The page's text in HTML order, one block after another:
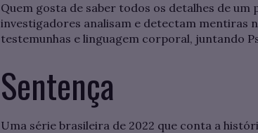
Quem gosta de saber todos os detalhes de
investigadores analisam e detectam mentiras
testemunhas e linguagem corporal, juntando
Sentença
Uma série brasileira de 2022 que conta a